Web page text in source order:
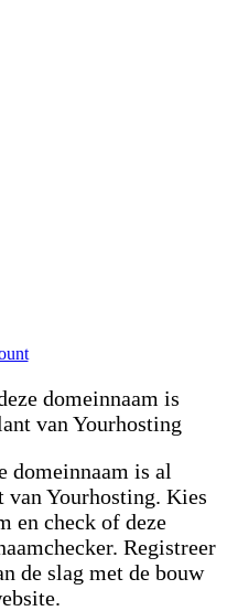
domeinnaam is
van Yourhosting
domeinnaam is al
van Yourhosting. Kies
en check of deze
Registreer
de slag met de bouw